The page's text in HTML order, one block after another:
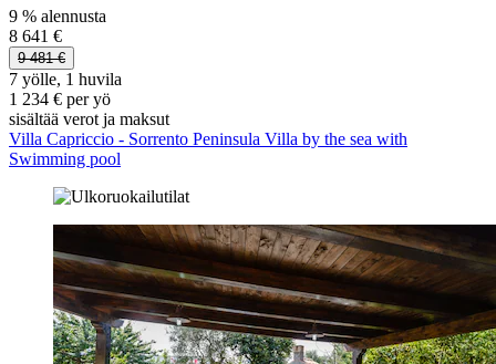
9 % alennusta
8 641 €
9 481 €
7 yölle, 1 huvila
1 234 € per yö
sisältää verot ja maksut
Villa Capriccio - Sorrento Peninsula Villa by the sea with
Swimming pool